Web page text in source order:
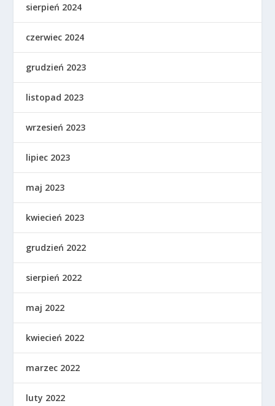
sierpień 2024
czerwiec 2024
grudzień 2023
listopad 2023
wrzesień 2023
lipiec 2023
maj 2023
kwiecień 2023
grudzień 2022
sierpień 2022
maj 2022
kwiecień 2022
marzec 2022
luty 2022